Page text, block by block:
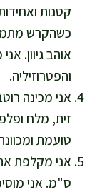
קטנות
כשהקרש
אוהב גיוון.
והפטרוזיליה.
אני מכינה
זית, מלח
טועמת ומכוונת
ס"מ. אני